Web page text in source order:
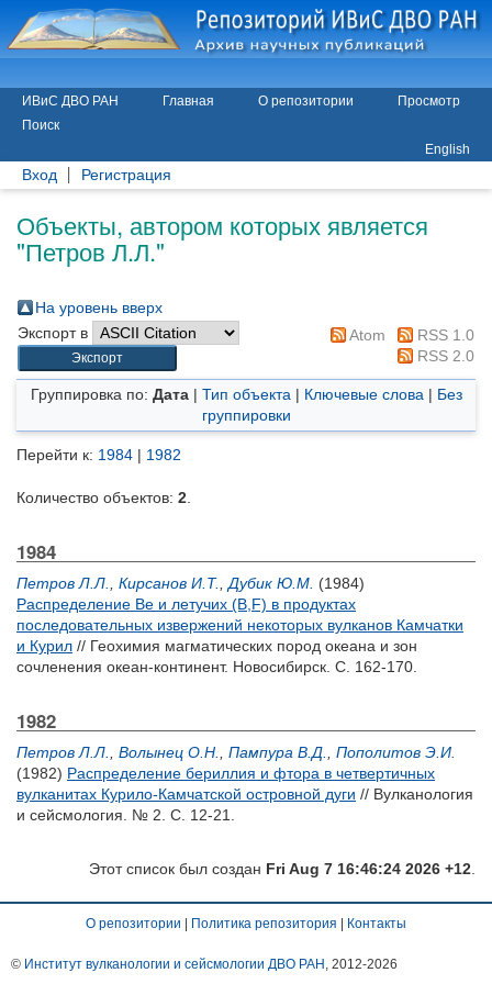
ИВиС ДВО РАН Главная О репозитории
Просмотр
Поиск
English
Вход Регистрация
Объекты, автором которых является
"Петров Л.Л."
На уровень вверх
Экспорт в
Atom
RSS 1.0
RSS 2.0
Группировка по: Дата| Тип объекта | Ключевые слова | Без
группировки
Перейти к: 1984 | 1982
Количество объектов: 2
1984
Петров Л.Л. Кирсанов И.Т. Дубик Ю.М. (1984)
Распределение Be и летучих (B,F) в продуктах
последовательных извержений некоторых вулканов Камчатки
и Курил // Геохимия магматических пород океана и зон
сочленения океан-континент. Новосибирск. С. 162-170.
1982
Петров Л.Л. Волынец О.Н. Пампура В.Д.
Пополитов Э.И.
(1982) Распределение бериллия и фтора в четвертичных
вулканитах Курило-Камчатской островной дуги // Вулканология
и сейсмология. № 2. С. 12-21.
Этот список был создан Fri Aug 7 16:46:24 2026 +12
О репозитории Политика репозитория Контакты
© Институт вулканологии и сейсмологии ДВО РАН , 2012-2026